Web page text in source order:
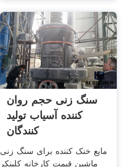
سنگ زنی حجم روان
کننده آسیاب تولید
کنندگان
مایع خنک کننده برای سنگ زنی
ماشین قیمت کارخانه کلینکر